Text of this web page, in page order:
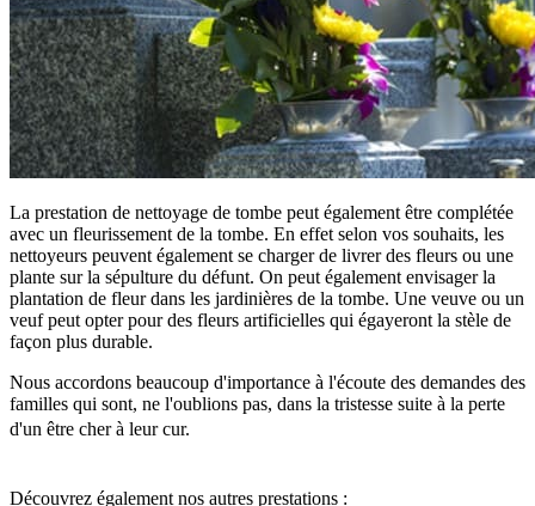
La prestation de nettoyage de tombe peut également être complétée
avec un fleurissement de la tombe. En effet selon vos souhaits, les
nettoyeurs peuvent également se charger de livrer des fleurs ou une
plante sur la sépulture du défunt. On peut également envisager la
plantation de fleur dans les jardinières de la tombe. Une veuve ou un
veuf peut opter pour des fleurs artificielles qui égayeront la stèle de
façon plus durable.
Nous accordons beaucoup d'importance à l'écoute des demandes des
familles qui sont, ne l'oublions pas, dans la tristesse suite à la perte
d'un être cher à leur cur.
Découvrez également nos autres prestations :